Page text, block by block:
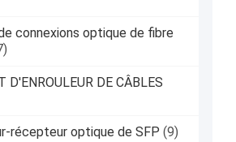
connexions optique de fibre
D'ENROULEUR DE CÂBLES
récepteur optique de SFP (9)